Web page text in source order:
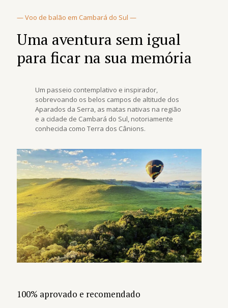
— Voo de balão em Cambará do Sul —
Uma aventura sem igual
para ficar na sua memória
Um passeio contemplativo e inspirador,
sobrevoando os belos campos de altitude dos
Aparados da Serra, as matas nativas na região
e a cidade de Cambará do Sul, notoriamente
conhecida como Terra dos Cânions.
100% aprovado e recomendado